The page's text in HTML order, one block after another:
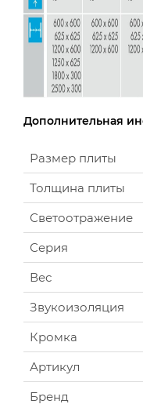
Дополнительная
Размер плиты
Толщина плиты
Светоотражение
Серия
Вес
Звукоизоляция
Кромка
Артикул
Бренд